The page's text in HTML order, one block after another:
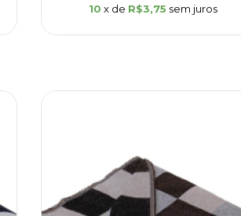
10 x de R$3,75 sem juros